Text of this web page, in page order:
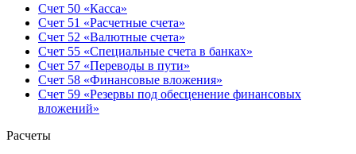
Счет 50 «Касса»
Счет 51 «Расчетные счета»
Счет 52 «Валютные счета»
Счет 55 «Специальные счета в банках»
Счет 57 «Переводы в пути»
Счет 58 «Финансовые вложения»
Счет 59 «Резервы под обесценение финансовых
вложений»
Расчеты